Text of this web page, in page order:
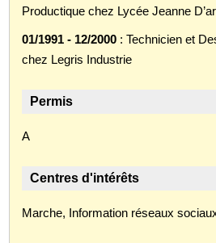
Productique chez Lycée Jeanne
01/1991 - 12/2000 : Technicien et
chez Legris Industrie
Permis
A
Centres d'intérêts
Marche, Information réseaux